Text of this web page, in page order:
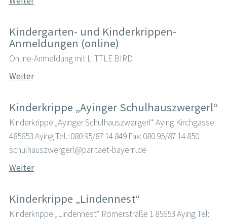
Kindergarten- und Kinderkrippen-
Anmeldungen (online)
Online-Anmeldung mit LITTLE BIRD
Weiter
Kinderkrippe „Ayinger Schulhauszwergerl“
Kinderkrippe „Ayinger Schulhauszwergerl“ Aying Kirchgasse
485653 Aying Tel.: 080 95/87 14 849 Fax: 080 95/87 14 850
schulhauszwergerl@paritaet-bayern.de
Weiter
Kinderkrippe „Lindennest“
Kinderkrippe „Lindennest“ Römerstraße 1 85653 Aying Tel: